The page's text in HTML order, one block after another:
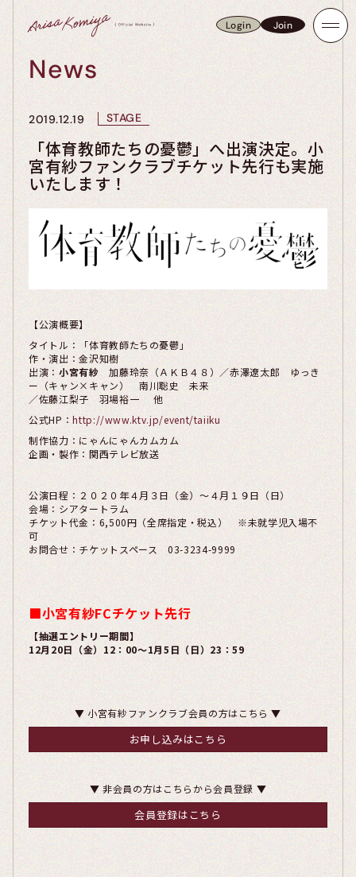
Login
Join
News
2019.12.19 STAGE
「体育教師たちの憂鬱」へ出演決定。小
宮有紗ファンクラブチケット先行も実施
いたします！
【公演概要】
タイトル：「体育教師たちの憂鬱」
作・演出：金沢知樹
出演： 小宮有紗 加藤玲奈（ＡＫＢ４８）／赤澤遼太郎 ゆっき
ー（キャン×キャン） 南川聡史 未来
／佐藤江梨子 羽場裕一 他
公式HP：http://www.ktv.jp/event/taiiku
制作協力：にゃんにゃんカムカム
企画・製作：関西テレビ放送
公演日程：２０２０年４月３日（金）～４月１９日（日）
会場：シアタートラム
チケット代金：6,500円（全席指定・税込） ※未就学児入場不
可
お問合せ：チケットスペース 03-3234-9999
■小宮有紗FCチケット先行
【抽選エントリー期間】
12月20日（金）12：00～1月5日（日）23：59
▼ 小宮有紗ファンクラブ会員の方はこちら ▼
お申し込みはこちら
▼ 非会員の方はこちらから会員登録 ▼
会員登録はこちら